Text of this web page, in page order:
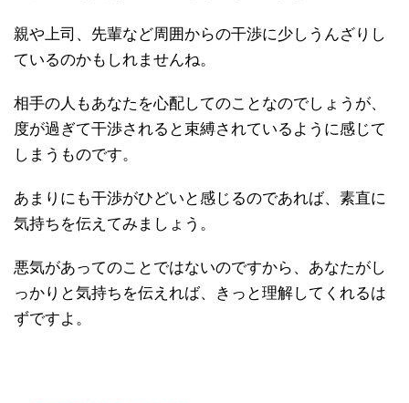
親や上司、先輩など周囲からの干渉に少しうんざりし
ているのかもしれませんね。
相手の人もあなたを心配してのことなのでしょうが、
度が過ぎて干渉されると束縛されているように感じて
しまうものです。
あまりにも干渉がひどいと感じるのであれば、素直に
気持ちを伝えてみましょう。
悪気があってのことではないのですから、あなたがし
っかりと気持ちを伝えれば、きっと理解してくれるは
ずですよ。